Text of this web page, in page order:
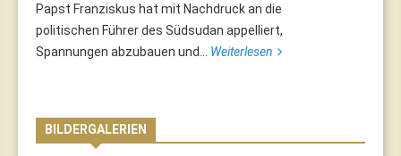
Papst Franziskus hat mit Nachdruck an die
politischen Führer des Südsudan appelliert,
Spannungen abzubauen und... Weiterlesen
BILDERGALERIEN